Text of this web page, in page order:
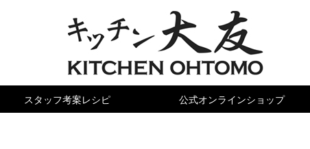
スタッフ考案レシピ 公式オンラインショップ